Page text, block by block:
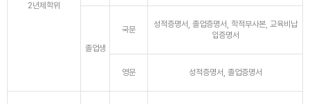
2년제학위
졸업생
국문
성적증명서, 졸업증명서, 학적부사본, 교육비납
입증명서
영문 성적증명서, 졸업증명서